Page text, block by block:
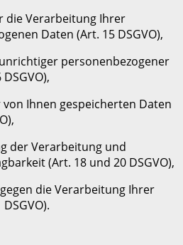
die Verarbeitung Ihrer
Daten (Art. 15 DSGVO),
personenbezogener
von Ihnen gespeicherten Daten
der Verarbeitung und
(Art. 18 und 20 DSGVO),
die Verarbeitung Ihrer